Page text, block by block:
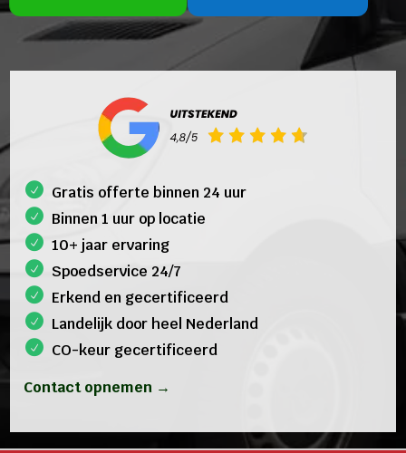
Gratis offerte binnen 24 uur
Binnen 1 uur op locatie
10+ jaar ervaring
Spoedservice 24/7
Erkend en gecertificeerd
Landelijk door heel Nederland
CO-keur gecertificeerd
Contact opnemen →